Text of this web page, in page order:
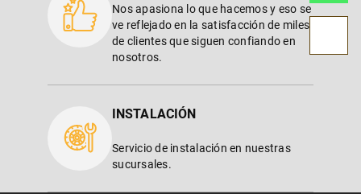
Nos apasiona lo que hacemos y eso se
ve reflejado en la satisfacción de miles
de clientes que siguen confiando en
nosotros.
INSTALACIÓN
Servicio de instalación en nuestras
sucursales.